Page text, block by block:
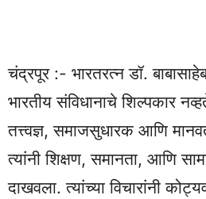
चंद्रपूर :- भारतरत्न डॉ.
भारतीय संविधानाचे शिल्पकार
तत्त्वज्ञ, समाजसुधारक आणि
त्यांनी शिक्षण, समानता, आणि
दाखवला. त्यांच्या विचारांनी